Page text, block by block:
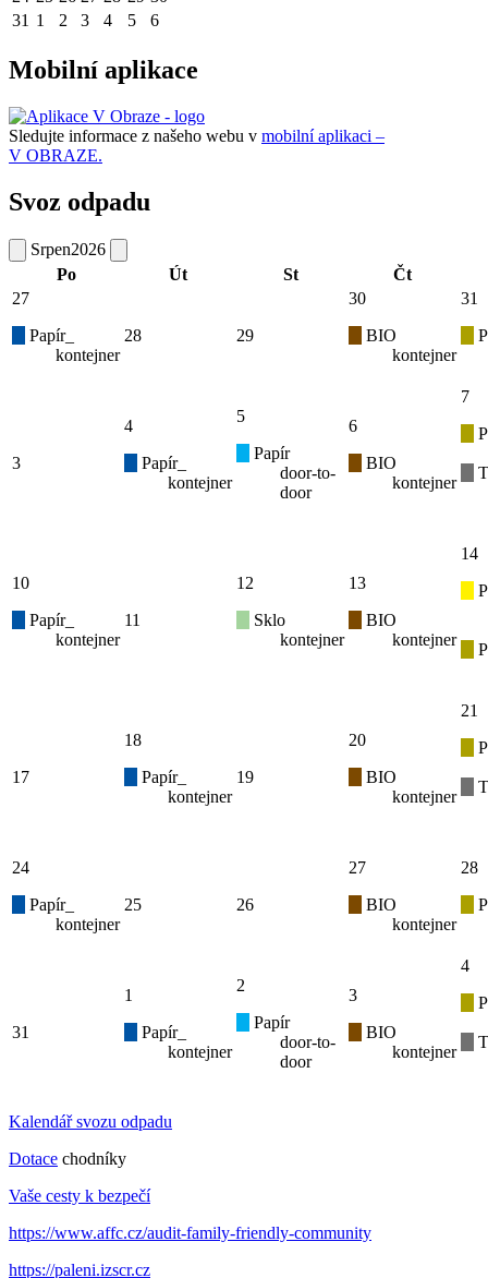
31 1 2 3 4 5 6
Mobilní aplikace
Sledujte informace z našeho webu v mobilní aplikaci –
V OBRAZE.
Svoz odpadu
Srpen2026
Po
Út St
Čt
27
Papír_
kontejner
28 29
30
BIO
kontejner
31
3
4
Papír_
kontejner
5
Papír
door-to-
door
6
BIO
kontejner
7
10
Papír_
kontejner
11
12
Sklo
kontejner
13
BIO
kontejner
14
17
18
Papír_
kontejner
19
20
BIO
kontejner
21
24
Papír_
kontejner
25 26
27
BIO
kontejner
28
31
1
Papír_
kontejner
2
Papír
door-to-
door
3
BIO
kontejner
4
Kalendář svozu odpadu
Dotace chodníky
Vaše cesty k bezpečí
https://www.affc.cz/audit-family-friendly-community
https://paleni.izscr.cz